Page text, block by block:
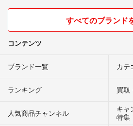
すべてのブランド
コンテンツ
ブランド一覧 カテ
ランキング 買取
人気商品チャンネル
キャ
特集